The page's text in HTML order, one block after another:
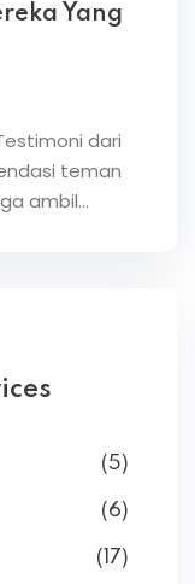
Yang
dari
teman
ambil…
(5)
(6)
(17)